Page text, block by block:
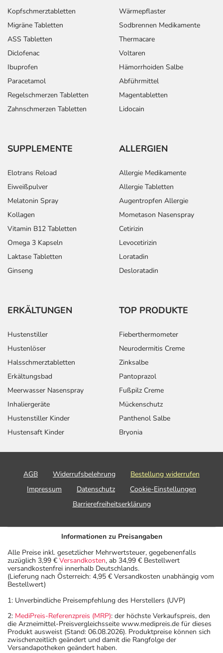
Kopfschmerztabletten
Migräne Tabletten
ASS Tabletten
Diclofenac
Ibuprofen
Paracetamol
Regelschmerzen Tabletten
Zahnschmerzen Tabletten
Wärmepflaster
Sodbrennen Medikamente
Thermacare
Voltaren
Hämorrhoiden Salbe
Abführmittel
Magentabletten
Lidocain
SUPPLEMENTE
Elotrans Reload
Eiweißpulver
Melatonin Spray
Kollagen
Vitamin B12 Tabletten
Omega 3 Kapseln
Laktase Tabletten
Ginseng
ALLERGIEN
Allergie Medikamente
Allergie Tabletten
Augentropfen Allergie
Mometason Nasenspray
Cetirizin
Levocetirizin
Loratadin
Desloratadin
ERKÄLTUNGEN
Hustenstiller
Hustenlöser
Halsschmerztabletten
Erkältungsbad
Meerwasser Nasenspray
Inhaliergeräte
Hustenstiller Kinder
Hustensaft Kinder
TOP PRODUKTE
Fieberthermometer
Neurodermitis Creme
Zinksalbe
Pantoprazol
Fußpilz Creme
Mückenschutz
Panthenol Salbe
Bryonia
AGB Widerrufsbelehrung
Bestellung widerrufen
Impressum
Datenschutz
Cookie-Einstellungen
Barrierefreiheitserklärung
Informationen zu Preisangaben
Alle Preise inkl. gesetzlicher Mehrwertsteuer, gegebenenfalls
zuzüglich 3,99 € Versandkosten, ab 34,99 € Bestellwert
versandkostenfrei innerhalb Deutschlands.
(Lieferung nach Österreich: 4,95 € Versandkosten unabhängig vom
Bestellwert)
1: Unverbindliche Preisempfehlung des Herstellers (UVP)
2: MediPreis-Referenzpreis (MRP): der höchste Verkaufspreis, den
die Arzneimittel-Preisvergleichsseite www.medipreis.de für dieses
Produkt ausweist (Stand: 06.08.2026). Produktpreise können sich
zwischenzeitlich geändert und damit die Rangfolge der
Versandapotheken geändert haben.